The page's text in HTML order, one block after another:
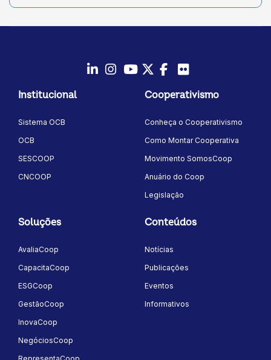
Instagram
YoutubeTwitter/X
Facebook
Institucional
Sistema OCB
OCB
SESCOOP
CNCOOP
Cooperativismo
Conheça o Cooperativismo
Como Montar Cooperativa
Movimento SomosCoop
Anuário do Coop
Legislação
Soluções
AvaliaCoop
CapacitaCoop
ESGCoop
GestãoCoop
InovaCoop
NegóciosCoop
Conteúdos
Notícias
Publicações
Eventos
Informativos